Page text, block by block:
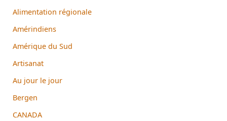
Alimentation régionale
Amérindiens
Amérique du Sud
Artisanat
Au jour le jour
Bergen
CANADA